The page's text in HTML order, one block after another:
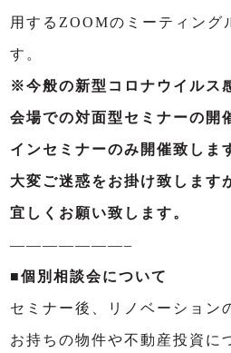
用するZOOMのミーティング
す。
※今般の新型コロナウイルス
会場での対面型セミナーの開
インセミナーのみ開催致しま
大変ご迷惑をお掛け致します
宜しくお願い致します。
———————–
■個別相談会について
セミナー後、リノベーション
お持ちの物件や不動産投資に